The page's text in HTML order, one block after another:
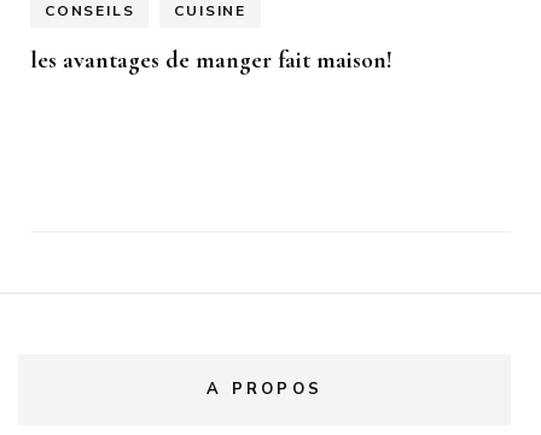
CONSEILS CUISINE
les avantages de manger fait maison!
A PROPOS